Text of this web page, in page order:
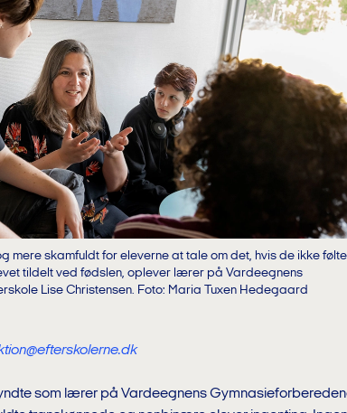
mere skamfuldt for eleverne at tale om det, hvis de ikke
tildelt ved fødslen, oplever lærer på Vardeegnens
Lise Christensen. Foto: Maria Tuxen Hedegaard
som lærer på Vardeegnens